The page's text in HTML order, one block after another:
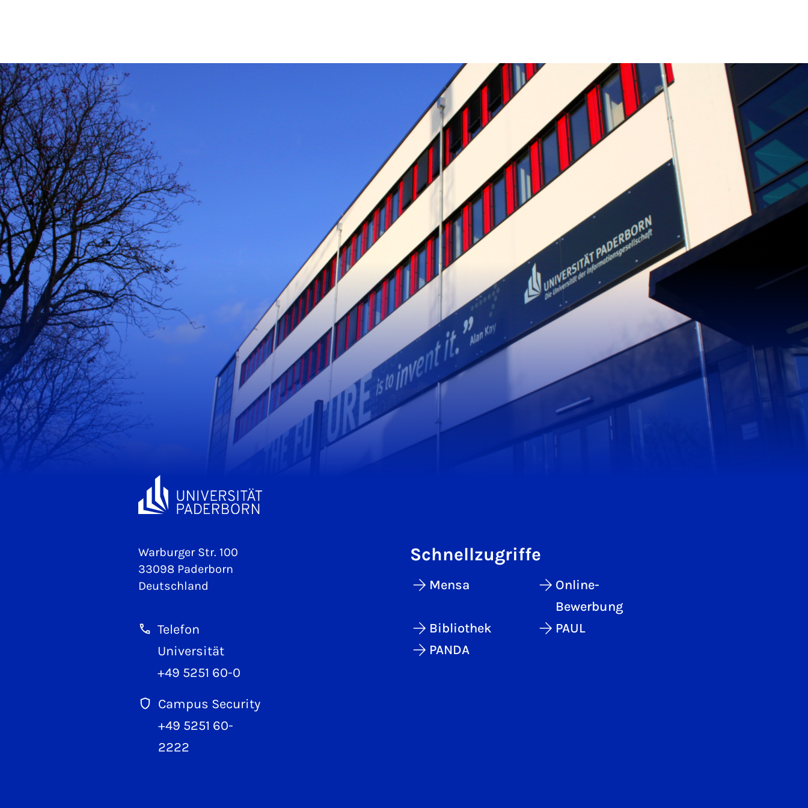
Warburger Str. 100
33098 Paderborn
Deutschland
Telefon
Universität
+49 5251 60-0
Campus Security
+49 5251 60-
2222
Schnellzugriffe
Mensa
Online-
Bewerbung
Bibliothek
PAUL
PANDA